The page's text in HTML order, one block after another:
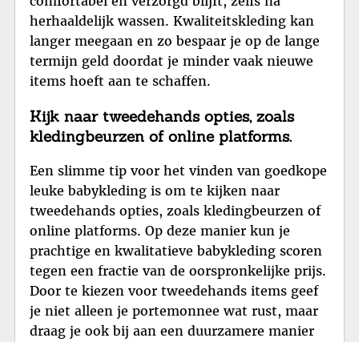
herhaaldelijk wassen. Kwaliteitskleding kan
langer meegaan en zo bespaar je op de lange
termijn geld doordat je minder vaak nieuwe
items hoeft aan te schaffen.
Kijk naar tweedehands opties, zoals
kledingbeurzen of online platforms.
Een slimme tip voor het vinden van goedkope
leuke babykleding is om te kijken naar
tweedehands opties, zoals kledingbeurzen of
online platforms. Op deze manier kun je
prachtige en kwalitatieve babykleding scoren
tegen een fractie van de oorspronkelijke prijs.
Door te kiezen voor tweedehands items geef
je niet alleen je portemonnee wat rust, maar
draag je ook bij aan een duurzamere manier